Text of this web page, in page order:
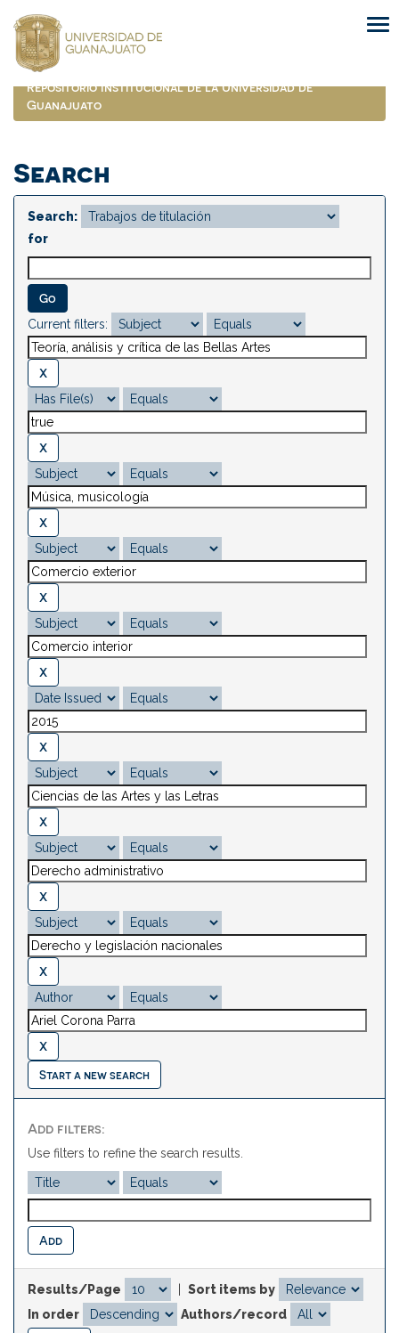
navigation
Repositorio Institucional de la Universidad de
Guanajuato
Search
Search:
for
Current filters:
Start a new search
Add filters:
Use filters to refine the search results.
Results/Page
Sort items by
In order
Authors/record